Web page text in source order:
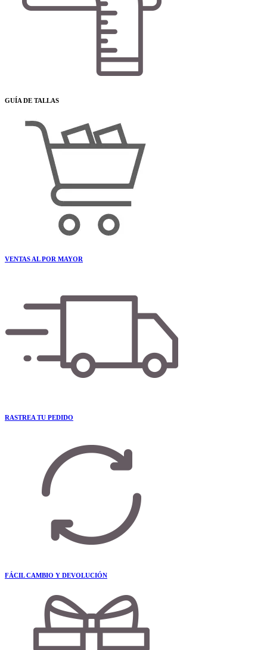
GUÍA DE TALLAS
VENTAS AL POR MAYOR
RASTREA TU PEDIDO
FÁCIL CAMBIO Y DEVOLUCIÓN